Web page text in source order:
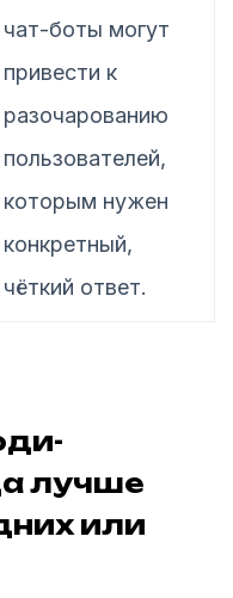
чат-боты могут
привести к
разочарованию
пользователей,
которым нужен
конкретный,
чёткий ответ.
лучше
или